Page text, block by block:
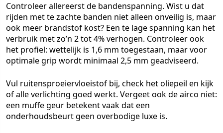
Controleer allereerst de bandenspanning. Wist u dat
rijden met te zachte banden niet alleen onveilig is, maar
ook meer brandstof kost? Een te lage spanning kan het
verbruik met zo’n 2 tot 4% verhogen. Controleer ook
het profiel: wettelijk is 1,6 mm toegestaan, maar voor
optimale grip wordt minimaal 2,5 mm geadviseerd.
Vul ruitensproeiervloeistof bij, check het oliepeil en kijk
of alle verlichting goed werkt. Vergeet ook de airco niet:
een muffe geur betekent vaak dat een
onderhoudsbeurt geen overbodige luxe is.